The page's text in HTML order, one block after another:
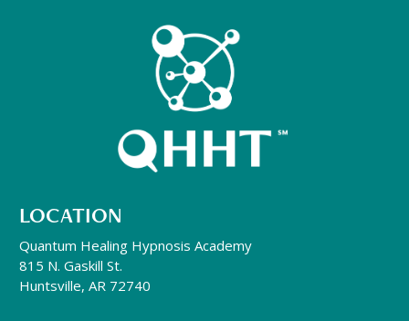
LOCATION
Quantum Healing Hypnosis Academy
815 N. Gaskill St.
Huntsville, AR 72740